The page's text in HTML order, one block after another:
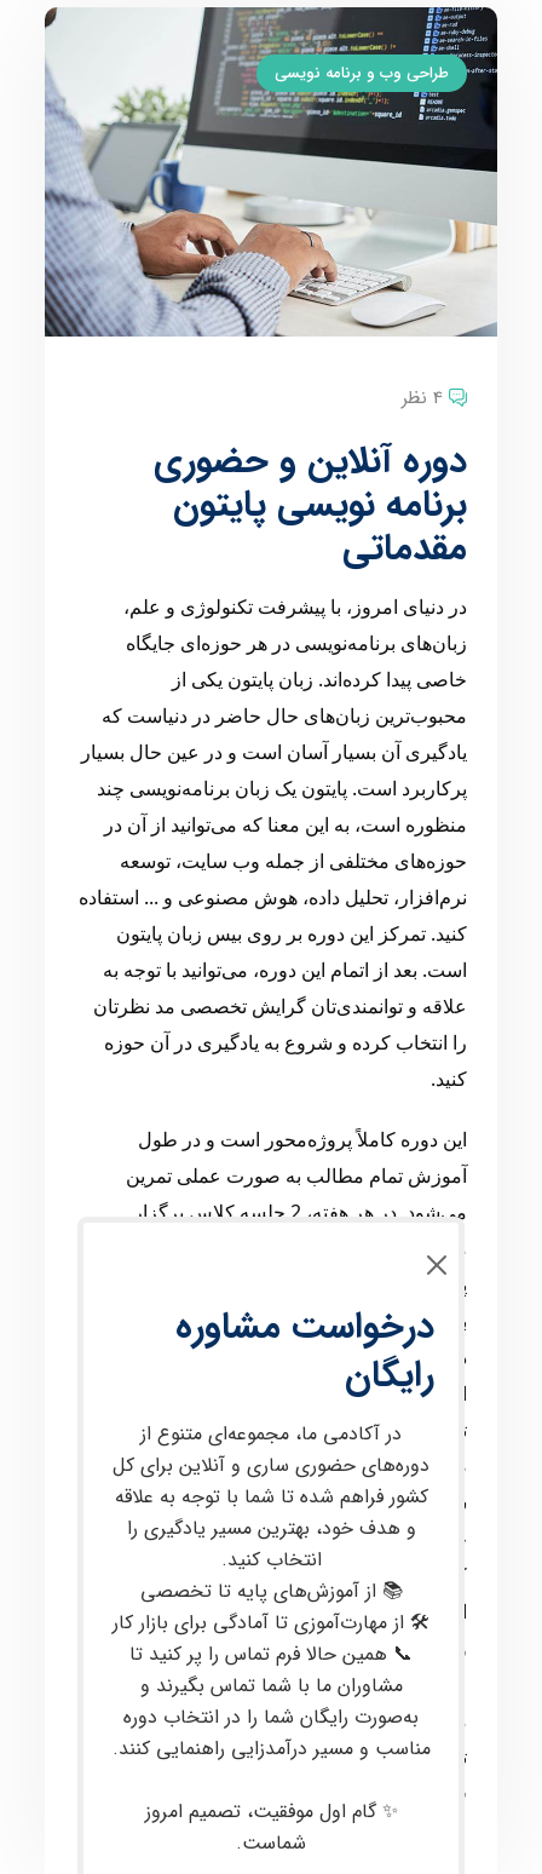
طراحی وب و برنامه نویسی
4 نظر
دوره آنلاین و حضوری
برنامه نویسی پایتون
مقدماتی
در دنیای امروز، با پیشرفت تکنولوژی و علم،
زبان‌های برنامه‌نویسی در هر حوزه‌ای جایگاه
خاصی پیدا کرده‌اند. زبان پایتون یکی از
محبوب‌ترین زبان‌های حال حاضر در دنیاست که
یادگیری آن بسیار آسان است و در عین حال بسیار
پرکاربرد است. پایتون یک زبان برنامه‌نویسی چند
منظوره است، به این معنا که می‌توانید از آن در
حوزه‌های مختلفی از جمله وب سایت، توسعه
نرم‌افزار، تحلیل داده، هوش مصنوعی و ... استفاده
کنید. تمرکز این دوره بر روی بیس زبان پایتون
است. بعد از اتمام این دوره، می‌توانید با توجه به
علاقه و توانمندی‌تان گرایش تخصصی مد نظرتان
را انتخاب کرده و شروع به یادگیری در آن حوزه
کنید.
این دوره کاملاً پروژه‌محور است و در طول
آموزش تمام مطالب به صورت عملی تمرین
می‌شود. در هر هفته، 2 جلسه کلاس برگزار
پایان هر جلسه، کارآموزان تمریناتی را برای تسلط
بیشتر بر مطالب دریافت خواهند کرد که می‌بایست
در انجمن ارسال کرده تا توسط مدرس دوره رفع
اشکال و در صورت نیاز ادیت شوند. مطالب
تدریس شده در هر جلسه توسط مدرس دوره
ضبط شده و به همراه فایل‌های هر جلسه 24
ساعت بعد از کلاس در اختیار کارآموزان قرار
خواهد گرفت. کارآموزان نیمه حضوری نیز مانند
کارآموزان حضوری تمرینات پایان هر کلاس را
انجام داده و در انجمن ارسال خواهند کرد تا بررسی
و در صورت نیاز ادیت شود. همچنین کارآموزان
عزیز بعد از پایان دوره به سازمان فنی و حرفه‌ای
معرفی شده و پس از کسب نمره قبولی در آزمون
تئوری و عملی، گواهینامه بین‌المللی از سازمان
فنی و حرفه‌ای کشور دریافت می‌کنند.
درخواست مشاوره
رایگان
در آکادمی ما، مجموعه‌ای متنوع از
دوره‌های حضوری ساری و آنلاین برای کل
کشور فراهم شده تا شما با توجه به علاقه
و هدف خود، بهترین مسیر یادگیری را
انتخاب کنید.
📚 از آموزش‌های پایه تا تخصصی
🛠 از مهارت‌آموزی تا آمادگی برای بازار کار
📞 همین حالا فرم تماس را پر کنید تا
مشاوران ما با شما تماس بگیرند و
به‌صورت رایگان شما را در انتخاب دوره
مناسب و مسیر درآمدزایی راهنمایی کنند.
✨ گام اول موفقیت، تصمیم امروز
شماست.